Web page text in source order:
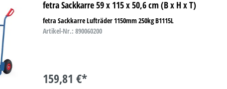
fetra Sackkarre 59 x 115 x 50,6 cm (B x H x T)
fetra Sackkarre Lufträder 1150mm 250kg B1115L
Artikel-Nr.: 890060200
159,81 €*